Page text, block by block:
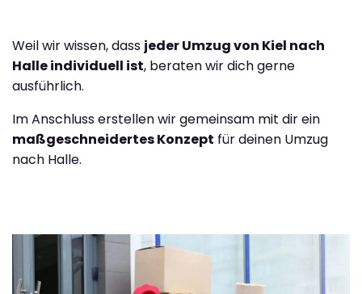
Weil wir wissen, dass jeder Umzug von Kiel nach
Halle individuell ist, beraten wir dich gerne
ausführlich.
Im Anschluss erstellen wir gemeinsam mit dir ein
maßgeschneidertes Konzept für deinen Umzug
nach Halle.